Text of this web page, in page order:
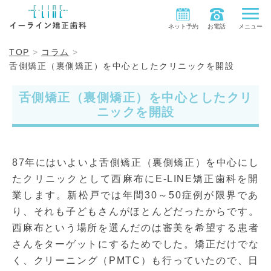
ネット予約 お電話 メニュー
TOP
コラム
舌側矯正（裏側矯正）を中心としたクリニックを開設
舌側矯正（裏側矯正）を中心としたクリ
ニックを開設
87年にはいよいよ舌側矯正（裏側矯正）を中心にし
たクリニックとして西麻布にE-LINE矯正歯科を開
業します。新松戸では年間30～50症例が限界であ
り、それも子どもさんがほとんどだったからです。
西麻布という場所を選んだのは審美を希望する患者
さんをターゲットにするためでした。矯正だけでな
く、クリーニング（PMTC）も行っていたので、日